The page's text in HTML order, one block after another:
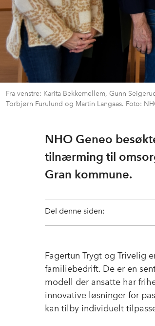
Fra venstre: Karita Bekkemellem, Gunn
Torbjørn Furulund og Martin Langaas. Foto:
NHO Geneo
tilnærming til
Gran kommune.
Del denne siden:
Fagertun Trygt og Trivelig
familiebedrift. De er en
modell der ansatte har
innovative løsninger for
kan tilby individuelt